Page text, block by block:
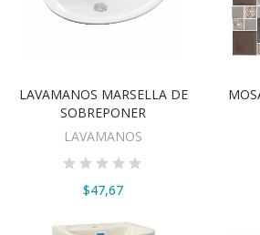
VER OPCIONES
LAVAMANOS MARSELLA DE
SOBREPONER
LAVAMANOS
$47,67